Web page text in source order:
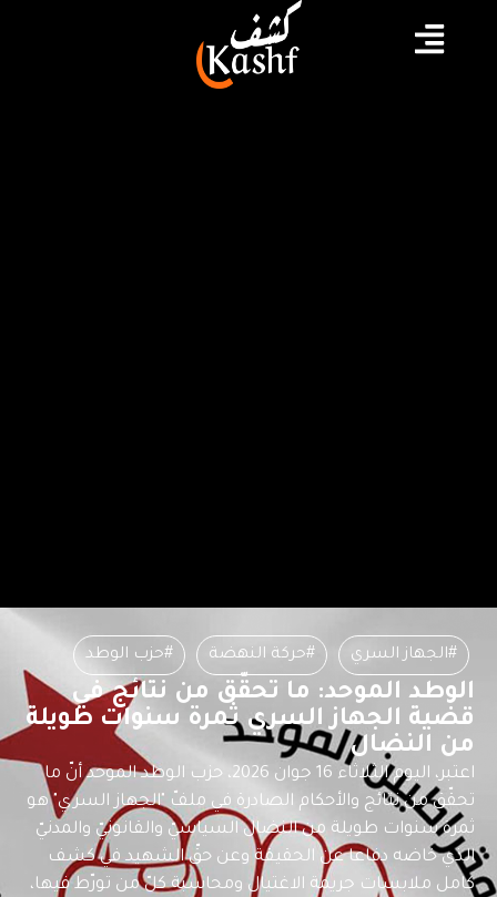
#الجهاز السري #حركة النهضة #حزب الوطد
الوطد الموحد: ما تحقّق من نتائج في
قضية الجهاز السري ثمرة سنوات طويلة
من النضال
اعتبر، اليوم الثلاثاء 16 جوان 2026، حزب الوطد الموحد أنّ ما
تحقّق من نتائج والأحكام الصادرة في ملفّ "الجهاز السري" هو
ثمرة سنوات طويلة من النضال السياسيّ والقانونيّ والمدنيّ
الذي خاضه دفاعا عن الحقيقة وعن حقّ الشهيد في كشف
كامل ملابسات جريمة الاغتيال ومحاسبة كلّ من تورّط فيها،